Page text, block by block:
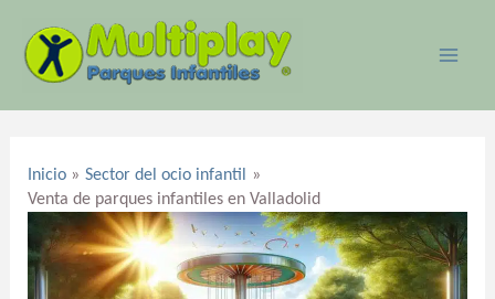
contenido
Inicio
Sector del ocio infantil
Venta de parques infantiles en Valladolid
entradas